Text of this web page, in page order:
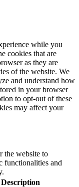
while you
cookies that are
as they are
of the website. We
and understand how
in your browser
to opt-out of these
may affect your
the website to
functionalities and
Description